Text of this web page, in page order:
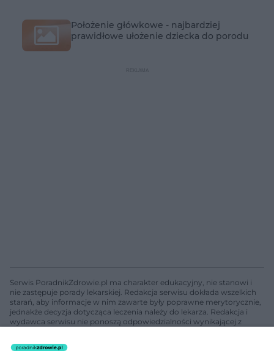
Położenie główkowe - najbardziej
prawidłowe ułożenie dziecka do porodu
Serwis PoradnikZdrowie.pl ma charakter edukacyjny, nie stanowi i
nie zastępuje porady lekarskiej. Redakcja serwisu dokłada wszelkich
starań, aby informacje w nim zawarte były poprawne merytorycznie,
jednakże decyzja dotycząca leczenia należy do lekarza. Redakcja i
wydawca serwisu nie ponoszą odpowiedzialności wynikającej z
świadczeń zdrowotnych w rozumieniu art. 3 ust 1 ustawy o